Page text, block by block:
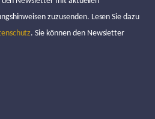
zuzusenden. Lesen Sie dazu
. Sie können den Newsletter